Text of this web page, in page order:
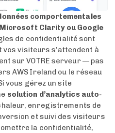
comportementales
Clarity ou Google
de confidentialité sont
visiteurs s’attendent à
sur VOTRE serveur — pas
AWS Ireland ou le réseau
vous gérez un site
solution d’analytics auto-
enregistrements de
et suivi des visiteurs
la confidentialité,